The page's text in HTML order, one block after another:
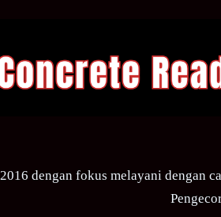
dengan fokus melayani dengan